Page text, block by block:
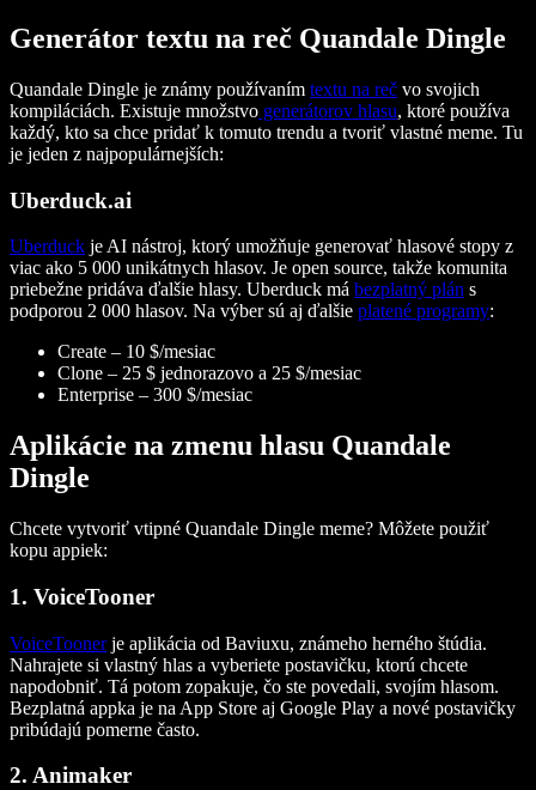
Generátor textu na reč Quandale Dingle
Quandale Dingle je známy používaním textu na reč vo svojich
kompiláciách. Existuje množstvo generátorov hlasu, ktoré používa
každý, kto sa chce pridať k tomuto trendu a tvoriť vlastné meme. Tu
je jeden z najpopulárnejších:
Uberduck.ai
Uberduck je AI nástroj, ktorý umožňuje generovať hlasové stopy z
viac ako 5 000 unikátnych hlasov. Je open source, takže komunita
priebežne pridáva ďalšie hlasy. Uberduck má bezplatný plán s
podporou 2 000 hlasov. Na výber sú aj ďalšie platené programy:
Create – 10 $/mesiac
Clone – 25 $ jednorazovo a 25 $/mesiac
Enterprise – 300 $/mesiac
Aplikácie na zmenu hlasu Quandale
Dingle
Chcete vytvoriť vtipné Quandale Dingle meme? Môžete použiť
kopu appiek:
1. VoiceTooner
VoiceToonerje aplikácia od Baviuxu, známeho herného štúdia.
Nahrajete si vlastný hlas a vyberiete postavičku, ktorú chcete
napodobniť. Tá potom zopakuje, čo ste povedali, svojím hlasom.
Bezplatná appka je na App Store aj Google Play a nové postavičky
pribúdajú pomerne často.
2. Animaker